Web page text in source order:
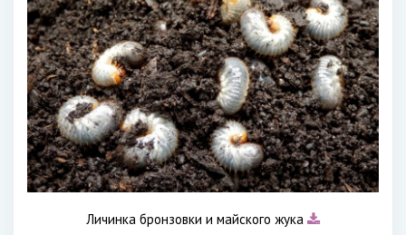
Личинка бронзовки и майского жука